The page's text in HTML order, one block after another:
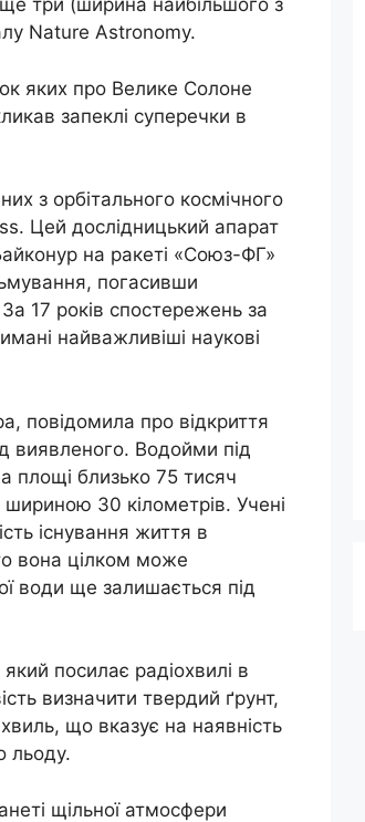
три (ширина найбільшого з
Nature Astronomy.
яких про Велике Солоне
запеклі суперечки в
з орбітального космічного
Цей дослідницький апарат
на ракеті «Союз-ФГ»
погасивши
17 років спостережень за
найважливіші наукові
повідомила про відкриття
виявленого. Водойми під
площі близько 75 тисяч
30 кілометрів. Учені
існування життя в
вона цілком може
води ще залишається під
посилає радіохвилі в
визначити твердий ґрунт,
що вказує на наявність
льоду.
щільної атмосфери